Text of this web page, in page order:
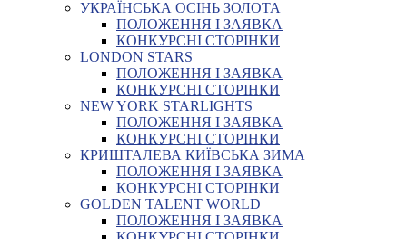
УКРАЇНСЬКА ОСІНЬ ЗОЛОТА
ПОЛОЖЕННЯ І ЗАЯВКА
КОНКУРСНІ СТОРІНКИ
LONDON STARS
ПОЛОЖЕННЯ І ЗАЯВКА
КОНКУРСНІ СТОРІНКИ
NEW YORK STARLIGHTS
ПОЛОЖЕННЯ І ЗАЯВКА
КОНКУРСНІ СТОРІНКИ
КРИШТАЛЕВА КИЇВСЬКА ЗИМА
ПОЛОЖЕННЯ І ЗАЯВКА
КОНКУРСНІ СТОРІНКИ
GOLDEN TALENT WORLD
ПОЛОЖЕННЯ І ЗАЯВКА